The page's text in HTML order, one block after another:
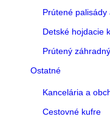
Prútené palisády
Detské hojdacie
Prútený
Ostatné
Kancelária a
Cestovné kufre